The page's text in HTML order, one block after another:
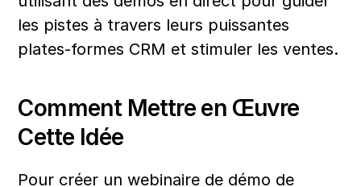
les pistes à travers leurs puissantes
plates-formes CRM et stimuler les ventes.
Comment Mettre en Œuvre
Cette Idée
Pour créer un webinaire de démo de